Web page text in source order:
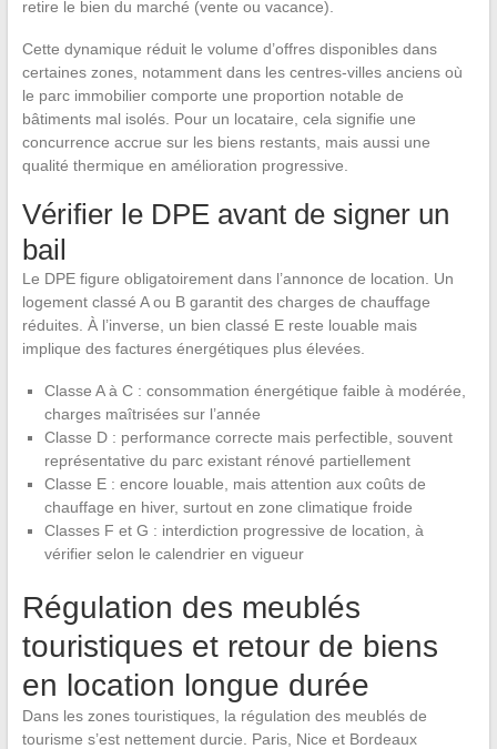
retire le bien du marché (vente ou vacance).
Cette dynamique réduit le volume d’offres disponibles dans
certaines zones, notamment dans les centres-villes anciens où
le parc immobilier comporte une proportion notable de
bâtiments mal isolés. Pour un locataire, cela signifie une
concurrence accrue sur les biens restants, mais aussi une
qualité thermique en amélioration progressive.
Vérifier le DPE avant de signer un
bail
Le DPE figure obligatoirement dans l’annonce de location. Un
logement classé A ou B garantit des charges de chauffage
réduites. À l’inverse, un bien classé E reste louable mais
implique des factures énergétiques plus élevées.
Classe A à C : consommation énergétique faible à modérée,
charges maîtrisées sur l’année
Classe D : performance correcte mais perfectible, souvent
représentative du parc existant rénové partiellement
Classe E : encore louable, mais attention aux coûts de
chauffage en hiver, surtout en zone climatique froide
Classes F et G : interdiction progressive de location, à
vérifier selon le calendrier en vigueur
Régulation des meublés
touristiques et retour de biens
en location longue durée
Dans les zones touristiques, la régulation des meublés de
tourisme s’est nettement durcie. Paris, Nice et Bordeaux